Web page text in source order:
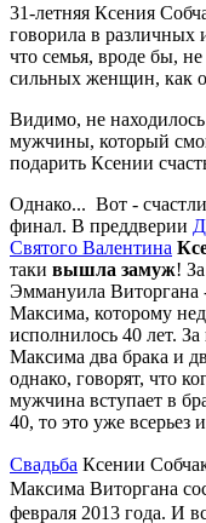
31-летняя Ксения
говорила в различных
что семья, вроде бы,
сильных женщин, как
Видимо, не находилось
мужчины, который
подарить Ксении
Однако... Вот -
финал. В преддверии
Святого Валентина
таки вышла замуж!
Эммануила Виторгана
Максима, которому
исполнилось 40 лет.
Максима два брака и
однако, говорят, что
мужчина вступает в
40, то это уже всерьез
Свадьба Ксении
Максима Виторгана
февраля 2013 года. И